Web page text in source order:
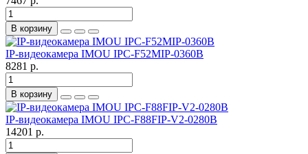
В корзину
IP-видеокамера IMOU IPC-F52MIP-0360B
8281 р.
В корзину
IP-видеокамера IMOU IPC-F88FIP-V2-0280B
14201 р.